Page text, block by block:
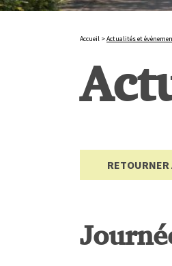
Accueil >Actualités et